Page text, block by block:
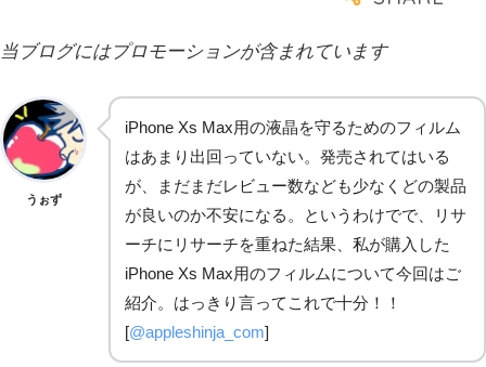
当ブログにはプロモーションが含まれています
うぉず
iPhone Xs Max用の液晶を守るためのフィルム
はあまり出回っていない。発売されてはいる
が、まだまだレビュー数なども少なくどの製品
が良いのか不安になる。というわけでで、リサ
ーチにリサーチを重ねた結果、私が購入した
iPhone Xs Max用のフィルムについて今回はご
紹介。はっきり言ってこれで十分！！
[@appleshinja_com]